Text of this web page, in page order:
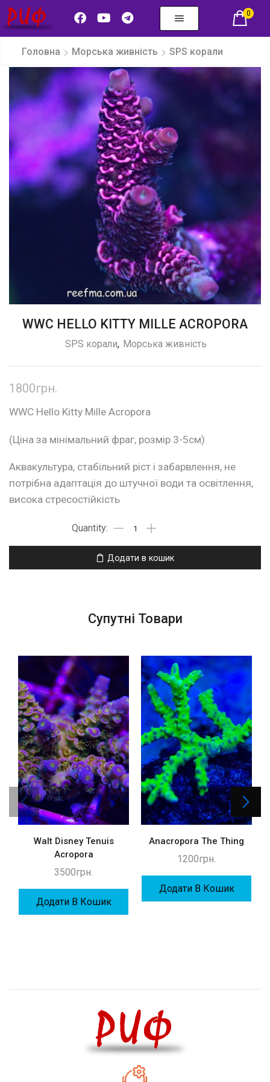
0
Головна Морська живність SPS корали
WWC HELLO KITTY MILLE ACROPORA
SPS корали, Морська живність
1800грн.
WWC Hello Kitty Mille Acropora
(Ціна за мінімальний фраг, розмір 3-5см)
Аквакультура, стабільний ріст і забарвлення, не
потрібна адаптація до штучної води та освітлення,
висока стресостійкість
Додати в кошик
Супутні Товари
Walt Disney Tenuis
Acropora
3500грн.
Додати В Кошик
Anacropora The Thing
1200грн.
Додати В Кошик